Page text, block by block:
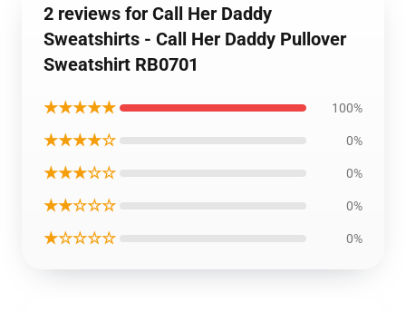
2 reviews for Call Her Daddy
Sweatshirts - Call Her Daddy Pullover
Sweatshirt RB0701
★★★★★ 100%
★★★★☆ 0%
★★★☆☆ 0%
★★☆☆☆ 0%
★☆☆☆☆ 0%